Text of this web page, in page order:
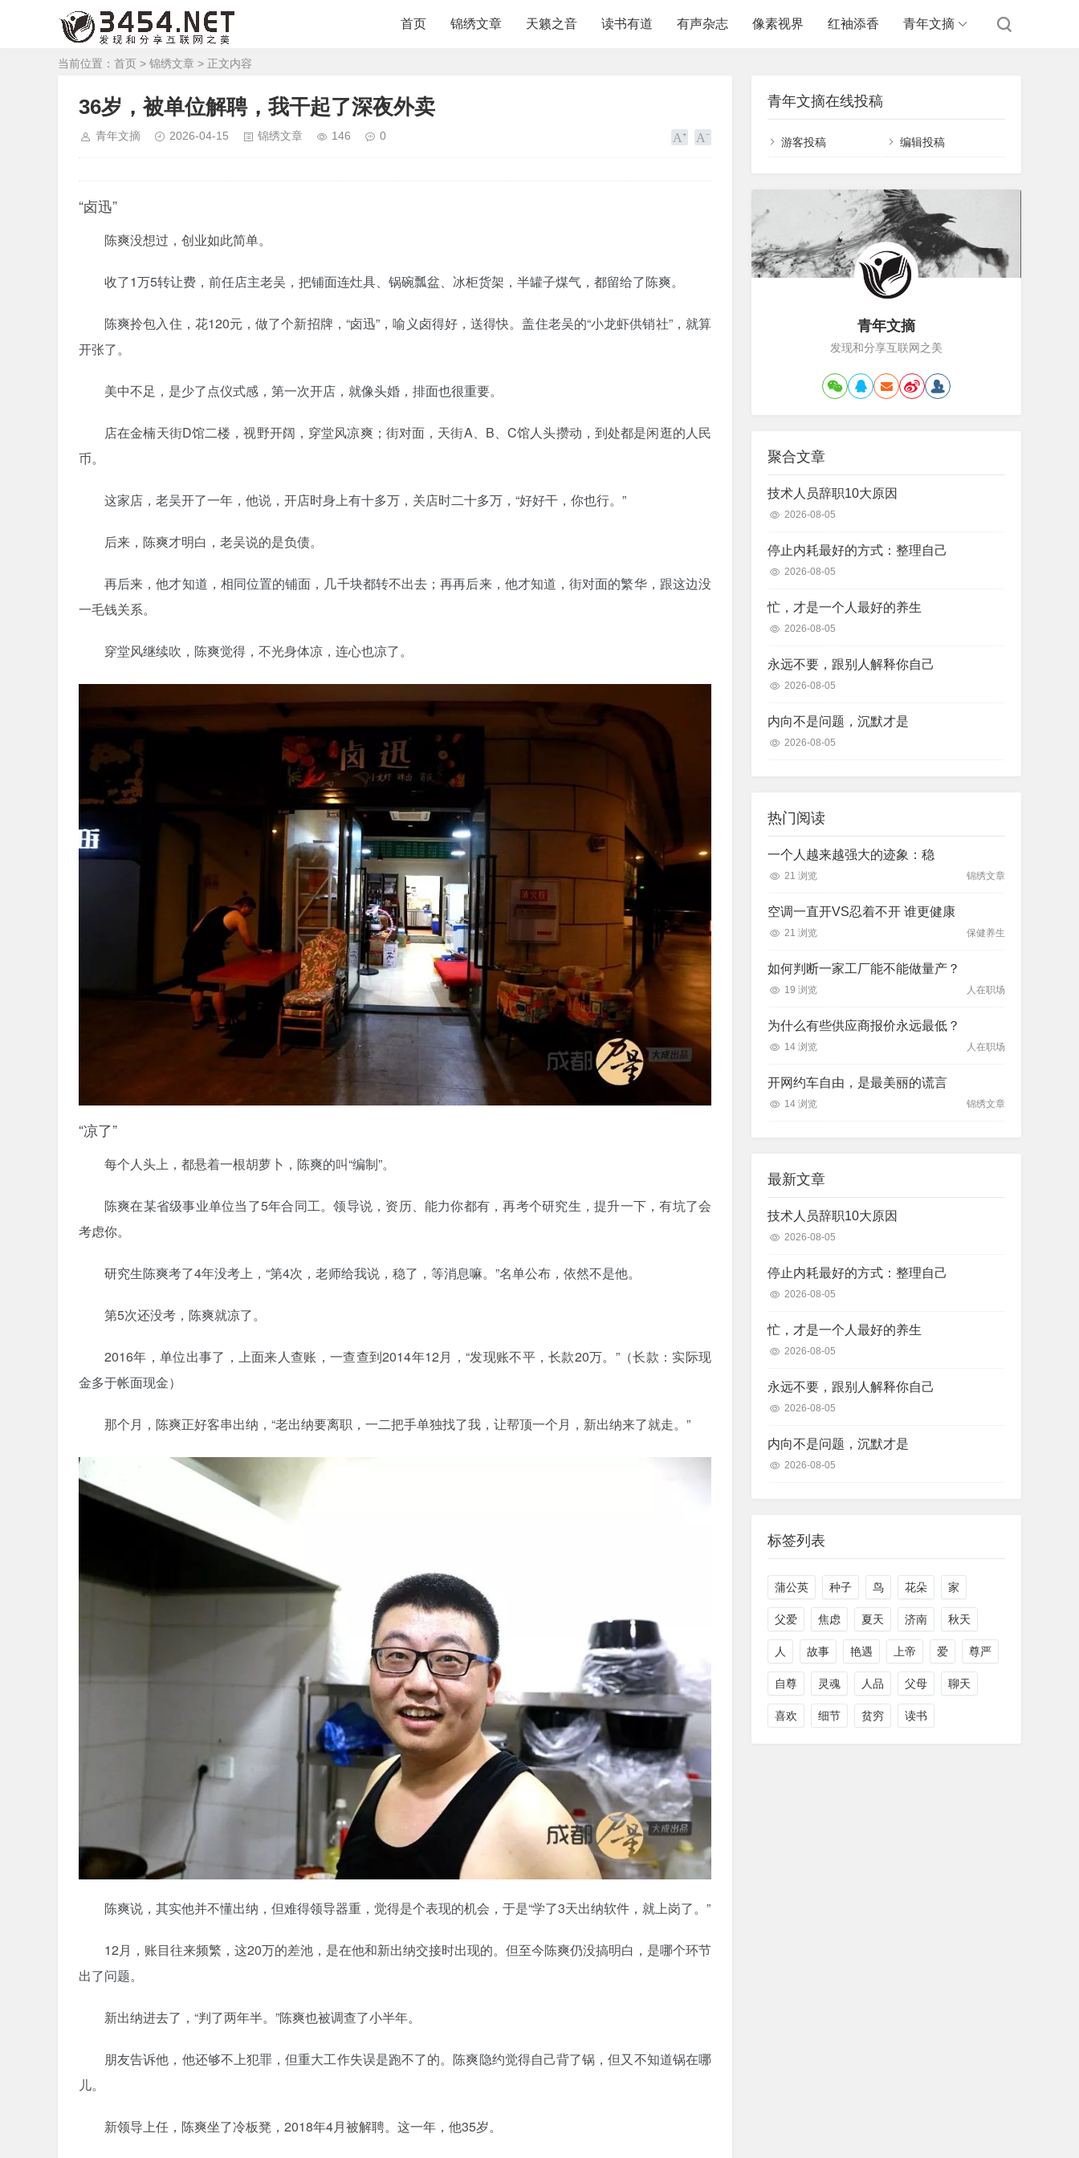
首页 锦绣文章 天籁之音 读书有道 有声杂志 像素视界 红袖添香 青年文摘
当前位置： 首页 > 锦绣文章 > 正文内容
36岁，被单位解聘，我干起了深夜外卖
青年文摘 2026-04-15 锦绣文章 146 0
“卤迅”
陈爽没想过，创业如此简单。
收了1万5转让费，前任店主老吴，把铺面连灶具、锅碗瓢盆、冰柜货架，半罐子煤气，都留给了陈爽。
陈爽拎包入住，花120元，做了个新招牌，“卤迅”，喻义卤得好，送得快。盖住老吴的“小龙虾供销社”，就算
开张了。
美中不足，是少了点仪式感，第一次开店，就像头婚，排面也很重要。
店在金楠天街D馆二楼，视野开阔，穿堂风凉爽；街对面，天街A、B、C馆人头攒动，到处都是闲逛的人民
币。
这家店，老吴开了一年，他说，开店时身上有十多万，关店时二十多万，“好好干，你也行。”
后来，陈爽才明白，老吴说的是负债。
再后来，他才知道，相同位置的铺面，几千块都转不出去；再再后来，他才知道，街对面的繁华，跟这边没
一毛钱关系。
穿堂风继续吹，陈爽觉得，不光身体凉，连心也凉了。
“凉了”
每个人头上，都悬着一根胡萝卜，陈爽的叫“编制”。
陈爽在某省级事业单位当了5年合同工。领导说，资历、能力你都有，再考个研究生，提升一下，有坑了会
考虑你。
研究生陈爽考了4年没考上，“第4次，老师给我说，稳了，等消息嘛。”名单公布，依然不是他。
第5次还没考，陈爽就凉了。
2016年，单位出事了，上面来人查账，一查查到2014年12月，“发现账不平，长款20万。”（长款：实际现
金多于帐面现金）
那个月，陈爽正好客串出纳，“老出纳要离职，一二把手单独找了我，让帮顶一个月，新出纳来了就走。”
陈爽说，其实他并不懂出纳，但难得领导器重，觉得是个表现的机会，于是“学了3天出纳软件，就上岗了。”
12月，账目往来频繁，这20万的差池，是在他和新出纳交接时出现的。但至今陈爽仍没搞明白，是哪个环节
出了问题。
新出纳进去了，“判了两年半。”陈爽也被调查了小半年。
朋友告诉他，他还够不上犯罪，但重大工作失误是跑不了的。陈爽隐约觉得自己背了锅，但又不知道锅在哪
儿。
新领导上任，陈爽坐了冷板凳，2018年4月被解聘。这一年，他35岁。
青年文摘在线投稿
游客投稿 编辑投稿
青年文摘
发现和分享互联网之美
聚合文章
技术人员辞职10大原因
2026-08-05
停止内耗最好的方式：整理自己
2026-08-05
忙，才是一个人最好的养生
2026-08-05
永远不要，跟别人解释你自己
2026-08-05
内向不是问题，沉默才是
2026-08-05
热门阅读
一个人越来越强大的迹象：稳
21 浏览 锦绣文章
空调一直开VS忍着不开 谁更健康
21 浏览 保健养生
如何判断一家工厂能不能做量产？
19 浏览 人在职场
为什么有些供应商报价永远最低？
14 浏览 人在职场
开网约车自由，是最美丽的谎言
14 浏览 锦绣文章
最新文章
技术人员辞职10大原因
2026-08-05
停止内耗最好的方式：整理自己
2026-08-05
忙，才是一个人最好的养生
2026-08-05
永远不要，跟别人解释你自己
2026-08-05
内向不是问题，沉默才是
2026-08-05
标签列表
蒲公英 种子 鸟 花朵 家
父爱 焦虑 夏天 济南 秋天
人 故事 艳遇 上帝 爱 尊严
自尊 灵魂 人品 父母 聊天
喜欢 细节 贫穷 读书